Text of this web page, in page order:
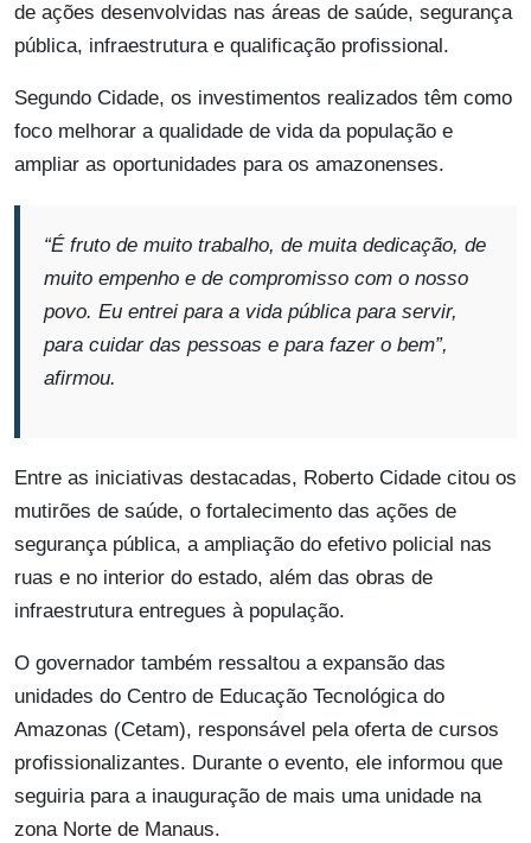
de ações desenvolvidas nas áreas de saúde, segurança
pública, infraestrutura e qualificação profissional.
Segundo Cidade, os investimentos realizados têm como
foco melhorar a qualidade de vida da população e
ampliar as oportunidades para os amazonenses.
“É fruto de muito trabalho, de muita dedicação, de
muito empenho e de compromisso com o nosso
povo. Eu entrei para a vida pública para servir,
para cuidar das pessoas e para fazer o bem”,
afirmou.
Entre as iniciativas destacadas, Roberto Cidade citou os
mutirões de saúde, o fortalecimento das ações de
segurança pública, a ampliação do efetivo policial nas
ruas e no interior do estado, além das obras de
infraestrutura entregues à população.
O governador também ressaltou a expansão das
unidades do Centro de Educação Tecnológica do
Amazonas (Cetam), responsável pela oferta de cursos
profissionalizantes. Durante o evento, ele informou que
seguiria para a inauguração de mais uma unidade na
zona Norte de Manaus.